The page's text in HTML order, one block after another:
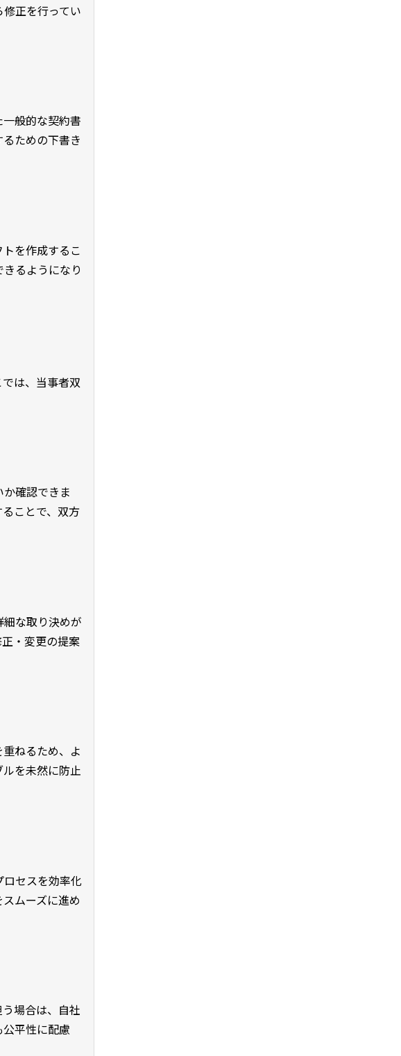
正を行ってい
般的な契約書
ための下書き
を作成するこ
るようになり
は、当事者双
確認できま
ことで、双方
な取り決めが
・変更の提案
ねるため、よ
を未然に防止
セスを効率化
ムーズに進め
場合は、自社
平性に配慮